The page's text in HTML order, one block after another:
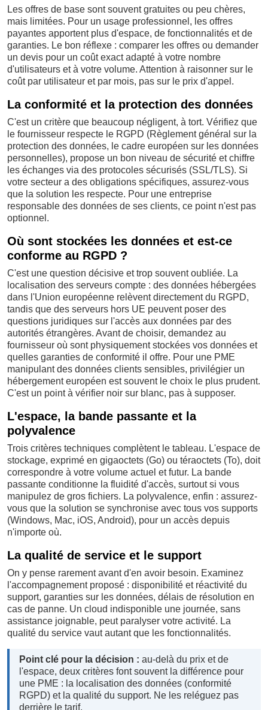
Les offres de base sont souvent gratuites ou peu chères,
mais limitées. Pour un usage professionnel, les offres
payantes apportent plus d'espace, de fonctionnalités et de
garanties. Le bon réflexe : comparer les offres ou demander
un devis pour un coût exact adapté à votre nombre
d'utilisateurs et à votre volume. Attention à raisonner sur le
coût par utilisateur et par mois, pas sur le prix d'appel.
La conformité et la protection des données
C'est un critère que beaucoup négligent, à tort. Vérifiez que
le fournisseur respecte le RGPD (Règlement général sur la
protection des données, le cadre européen sur les données
personnelles), propose un bon niveau de sécurité et chiffre
les échanges via des protocoles sécurisés (SSL/TLS). Si
votre secteur a des obligations spécifiques, assurez-vous
que la solution les respecte. Pour une entreprise
responsable des données de ses clients, ce point n'est pas
optionnel.
Où sont stockées les données et est-ce
conforme au RGPD ?
C'est une question décisive et trop souvent oubliée. La
localisation des serveurs compte : des données hébergées
dans l'Union européenne relèvent directement du RGPD,
tandis que des serveurs hors UE peuvent poser des
questions juridiques sur l'accès aux données par des
autorités étrangères. Avant de choisir, demandez au
fournisseur où sont physiquement stockées vos données et
quelles garanties de conformité il offre. Pour une PME
manipulant des données clients sensibles, privilégier un
hébergement européen est souvent le choix le plus prudent.
C'est un point à vérifier noir sur blanc, pas à supposer.
L'espace, la bande passante et la
polyvalence
Trois critères techniques complètent le tableau. L'espace de
stockage, exprimé en gigaoctets (Go) ou téraoctets (To), doit
correspondre à votre volume actuel et futur. La bande
passante conditionne la fluidité d'accès, surtout si vous
manipulez de gros fichiers. La polyvalence, enfin : assurez-
vous que la solution se synchronise avec tous vos supports
(Windows, Mac, iOS, Android), pour un accès depuis
n'importe où.
La qualité de service et le support
On y pense rarement avant d'en avoir besoin. Examinez
l'accompagnement proposé : disponibilité et réactivité du
support, garanties sur les données, délais de résolution en
cas de panne. Un cloud indisponible une journée, sans
assistance joignable, peut paralyser votre activité. La
qualité du service vaut autant que les fonctionnalités.
Point clé pour la décision : au-delà du prix et de
l'espace, deux critères font souvent la différence pour
une PME : la localisation des données (conformité
RGPD) et la qualité du support. Ne les reléguez pas
derrière le tarif.